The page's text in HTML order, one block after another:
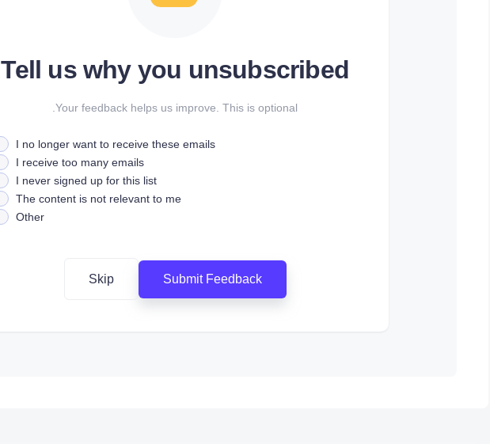
Tell us why you unsubscribed
Your feedback helps us improve. This is optional.
I no longer want to receive these emails
I receive too many emails
I never signed up for this list
The content is not relevant to me
Other
Submit Feedback
Skip